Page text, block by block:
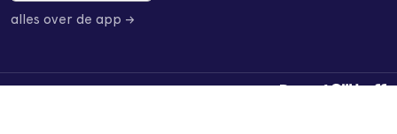
alles over de app →